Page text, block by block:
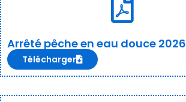
Arrêté pêche en eau douce 2026
Télécharger